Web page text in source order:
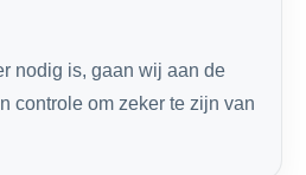
nodig is, gaan wij aan de
controle om zeker te zijn van